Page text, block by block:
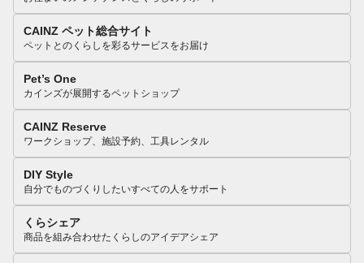
CAINZ ペット総合サイト
ペットとのくらしを彩るサービスをお届け
Pet’s One
カインズが展開するペットショップ
CAINZ Reserve
ワークショップ、施設予約、工具レンタル
DIY Style
自分でものづくりしたいすべての人をサポート
くらシェア
商品を組み合わせたくらしのアイデアシェア